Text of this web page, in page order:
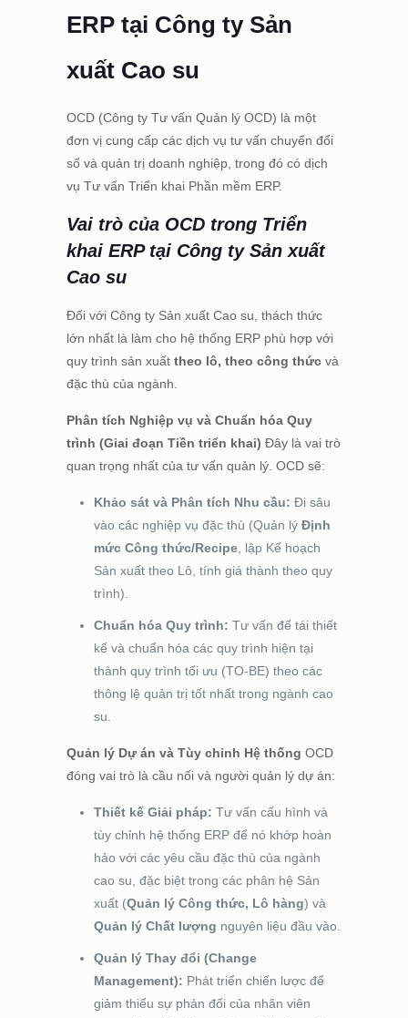
ERP tại Công ty Sản
xuất Cao su
OCD (Công ty Tư vấn Quản lý OCD) là một
đơn vị cung cấp các dịch vụ tư vấn chuyển đổi
số và quản trị doanh nghiệp, trong đó có dịch
vụ Tư vấn Triển khai Phần mềm ERP.
Vai trò của OCD trong Triển
khai ERP tại Công ty Sản xuất
Cao su
Đối với Công ty Sản xuất Cao su, thách thức
lớn nhất là làm cho hệ thống ERP phù hợp với
quy trình sản xuất theo lô, theo công thứcvà
đặc thù của ngành.
Phân tích Nghiệp vụ và Chuẩn hóa Quy
trình (Giai đoạn Tiền triển khai) Đây là vai trò
quan trọng nhất của tư vấn quản lý. OCD sẽ:
Khảo sát và Phân tích Nhu cầu: Đi sâu
vào các nghiệp vụ đặc thù (Quản lý Định
mức Công thức/Recipe, lập Kế hoạch
Sản xuất theo Lô, tính giá thành theo quy
trình).
Chuẩn hóa Quy trình: Tư vấn để tái thiết
kế và chuẩn hóa các quy trình hiện tại
thành quy trình tối ưu (TO-BE) theo các
thông lệ quản trị tốt nhất trong ngành cao
su.
Quản lý Dự án và Tùy chỉnh Hệ thống OCD
đóng vai trò là cầu nối và người quản lý dự án:
Thiết kế Giải pháp: Tư vấn cấu hình và
tùy chỉnh hệ thống ERP để nó khớp hoàn
hảo với các yêu cầu đặc thù của ngành
cao su, đặc biệt trong các phân hệ Sản
xuất (Quản lý Công thức, Lô hàng) và
Quản lý Chất lượng nguyên liệu đầu vào.
Quản lý Thay đổi (Change
Management): Phát triển chiến lược để
giảm thiểu sự phản đối của nhân viên